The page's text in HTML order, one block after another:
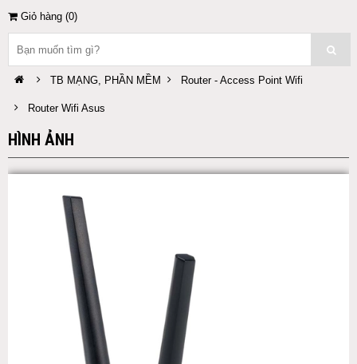
Giỏ hàng (0)
TB MẠNG, PHẦN MỀM Router - Access Point Wifi
Router Wifi Asus
HÌNH ẢNH